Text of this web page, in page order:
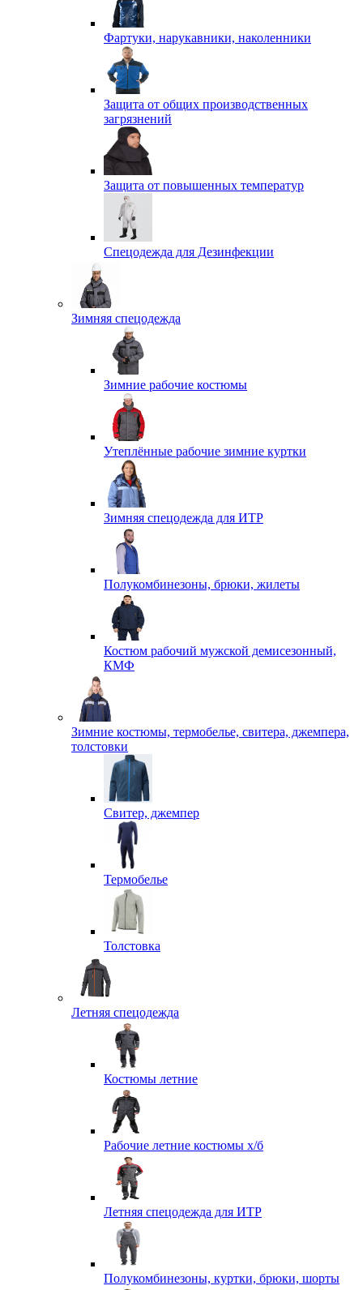
Фартуки, нарукавники, наколенники
Защита от общих производственных
загрязнений
Защита от повышенных температур
Спецодежда для Дезинфекции
Зимняя спецодежда
Зимние рабочие костюмы
Утеплённые рабочие зимние куртки
Зимняя спецодежда для ИТР
Полукомбинезоны, брюки, жилеты
Костюм рабочий мужской демисезонный,
КМФ
Зимние костюмы, термобелье, свитера, джемпера,
толстовки
Свитер, джемпер
Термобелье
Толстовка
Летняя спецодежда
Костюмы летние
Рабочие летние костюмы х/б
Летняя спецодежда для ИТР
Полукомбинезоны, куртки, брюки, шорты